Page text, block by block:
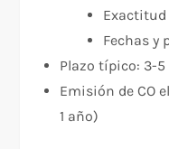
Exactitud
Fechas y
Plazo típico: 3-
Emisión de CO
1 año)​